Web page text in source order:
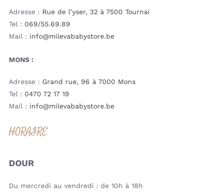
Adresse : Rue de l’yser, 32 à 7500 Tournai
Tel : 069/55.69.89
Mail : info@milevababystore.be
MONS :
Adresse : Grand rue, 96 à 7000 Mons
Tel : 0470 72 17 19
Mail : info@milevababystore.be
HORAIRE
DOUR
Du mercredi au vendredi : de 10h à 18h